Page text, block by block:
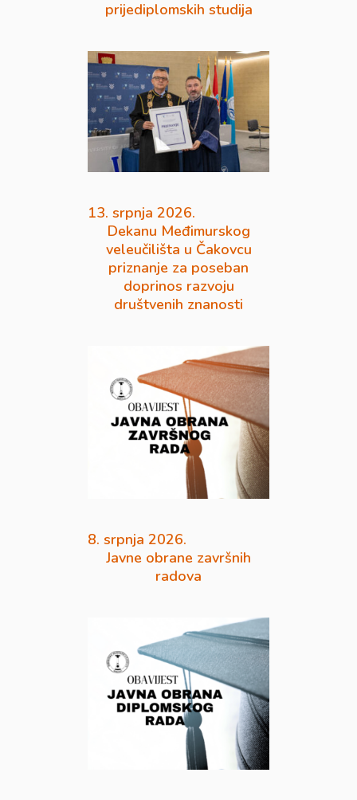
prijediplomskih studija
13. srpnja 2026.
Dekanu Međimurskog
veleučilišta u Čakovcu
priznanje za poseban
doprinos razvoju
društvenih znanosti
8. srpnja 2026.
Javne obrane završnih
radova